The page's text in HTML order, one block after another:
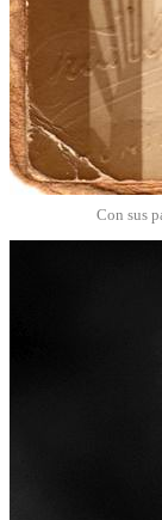
Con sus